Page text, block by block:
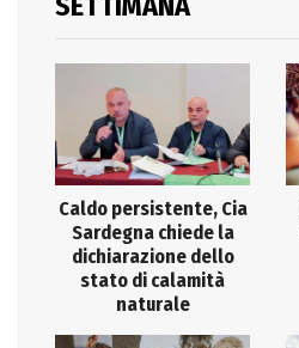
Caldo persistente, Cia
Sardegna chiede la
dichiarazione dello
stato di calamità
naturale